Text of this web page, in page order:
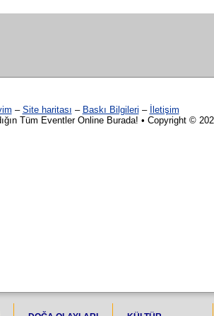
– Site haritası – Baskı Bilgileri –
İletişim
Tüm Eventler Online Burada! • Copyright ©